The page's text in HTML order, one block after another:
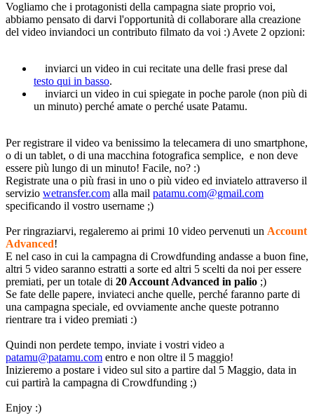
Vogliamo che i protagonisti della campagna siate proprio voi,
abbiamo pensato di darvi l'opportunità di collaborare alla creazione
del video inviandoci un contributo filmato da voi :) Avete 2 opzioni:
inviarci un video in cui recitate una delle frasi prese dal
testo qui in basso.
inviarci un video in cui spiegate in poche parole (non più di
un minuto) perché amate o perché usate Patamu.
Per registrare il video va benissimo la telecamera di uno smartphone,
o di un tablet, o di una macchina fotografica semplice, e non deve
essere più lungo di un minuto! Facile, no? :)
Registrate una o più frasi in uno o più video ed inviatelo attraverso il
servizio wetransfer.com alla mail patamu.com@gmail.com
specificando il vostro username ;)
Per ringraziarvi, regaleremo ai primi 10 video pervenuti un Account
Advanced!
E nel caso in cui la campagna di Crowdfunding andasse a buon fine,
altri 5 video saranno estratti a sorte ed altri 5 scelti da noi per essere
premiati, per un totale di 20 Account Advanced in palio ;)
Se fate delle papere, inviateci anche quelle, perché faranno parte di
una campagna speciale, ed ovviamente anche queste potranno
rientrare tra i video premiati :)
Quindi non perdete tempo, inviate i vostri video a
patamu@patamu.com entro e non oltre il 5 maggio!
Inizieremo a postare i video sul sito a partire dal 5 Maggio, data in
cui partirà la campagna di Crowdfunding ;)
Enjoy :)